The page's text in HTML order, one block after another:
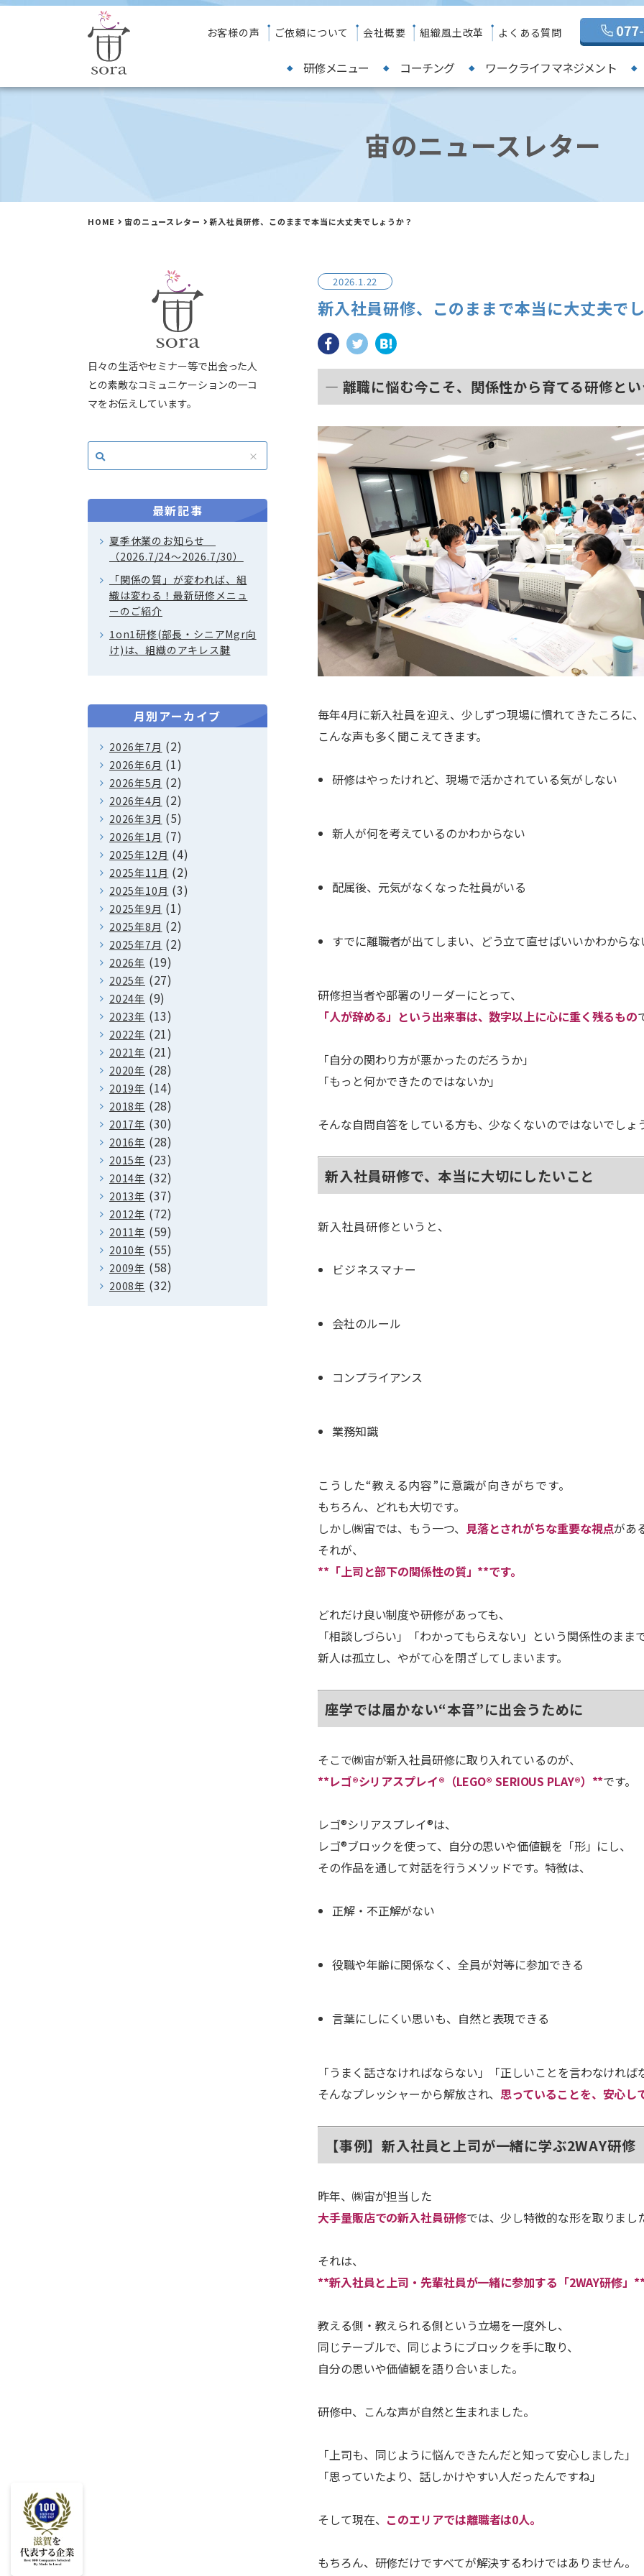
お客様の声 ご依頼について 会社概要 組織風土改革 よくある質問
研修メニュー コーチング ワークライフマネジメント
宙のニュースレター
HOME 宙のニュースレター 新入社員研修、このままで本当に大丈夫でしょうか？
2026.1.22
新入社員研修、このままで本当に大丈夫で
― 離職に悩む今こそ、関係性から育てる研修と
毎年4月に新入社員を迎え、少しずつ現場に慣れてきたころに、
こんな声も多く聞こえてきます。
研修はやったけれど、現場で活かされている気がしない
新人が何を考えているのかわからない
配属後、元気がなくなった社員がいる
すでに離職者が出てしまい、どう立て直せばいいかわからな
研修担当者や部署のリーダーにとって、
「人が辞める」という出来事は、数字以上に心に重く残るもの
「自分の関わり方が悪かったのだろうか」
「もっと何かできたのではないか」
そんな自問自答をしている方も、少なくないのではないでしょ
新入社員研修で、本当に大切にしたいこと
新入社員研修というと、
ビジネスマナー
会社のルール
コンプライアンス
業務知識
こうした“教える内容”に意識が向きがちです。
もちろん、どれも大切です。
しかし㈱宙では、もう一つ、 見落とされがちな重要な視点があ
それが、
**「上司と部下の関係性の質」**です。
どれだけ良い制度や研修があっても、
「相談しづらい」「わかってもらえない」という関係性のまま
新人は孤立し、やがて心を閉ざしてしまいます。
座学では届かない“本音”に出会うために
そこで㈱宙が新入社員研修に取り入れているのが、
**レゴ®シリアスプレイ®（LEGO® SERIOUS PLAY®）**です。
レゴ®シリアスプレイ®は、
レゴ®ブロックを使って、自分の思いや価値観を「形」にし、
その作品を通して対話を行うメソッドです。特徴は、
正解・不正解がない
役職や年齢に関係なく、全員が対等に参加できる
言葉にしにくい思いも、自然と表現できる
「うまく話さなければならない」「正しいことを言わなければ
そんなプレッシャーから解放され、思っていることを、安心し
【事例】新入社員と上司が一緒に学ぶ2WAY研修
昨年、㈱宙が担当した
大手量販店での新入社員研修では、少し特徴的な形を取りまし
それは、
**新入社員と上司・先輩社員が一緒に参加する「2WAY研修」
教える側・教えられる側という立場を一度外し、
同じテーブルで、同じようにブロックを手に取り、
自分の思いや価値観を語り合いました。
研修中、こんな声が自然と生まれました。
「上司も、同じように悩んできたんだと知って安心しました」
「思っていたより、話しかけやすい人だったんですね」
そして現在、 このエリアでは離職者は0人。
もちろん、研修だけですべてが解決するわけではありません。
日々の生活やセミナー等で出会った人
との素敵なコミュニケーションの一コ
マをお伝えしています。
最新記事
夏季休業のお知らせ
（2026.7/24～2026.7/30）
「関係の質」が変われば、組
織は変わる！最新研修メニュ
ーのご紹介
1on1研修(部長・シニアMgr向
け)は、組織のアキレス腱
月別アーカイブ
2026年7月 (2)
2026年6月 (1)
2026年5月 (2)
2026年4月 (2)
2026年3月 (5)
2026年1月 (7)
2025年12月 (4)
2025年11月 (2)
2025年10月 (3)
2025年9月 (1)
2025年8月 (2)
2025年7月 (2)
2026年 (19)
2025年 (27)
2024年 (9)
2023年 (13)
2022年 (21)
2021年 (21)
2020年 (28)
2019年 (14)
2018年 (28)
2017年 (30)
2016年 (28)
2015年 (23)
2014年 (32)
2013年 (37)
2012年 (72)
2011年 (59)
2010年 (55)
2009年 (58)
2008年 (32)